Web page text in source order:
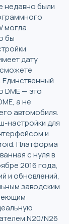
недавно были
могла
бы
дату
Единственный
DME — это
а не
автомобиля.
настройки для
и
Платформа
с нуля в
2016 года,
и обновлений,
заводским
N20/N26